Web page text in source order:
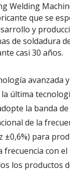
Welding
que se
y
de soldadura
casi 30 años.
avanzada
última
la banda
de la
±0,6%) para
frecuencia con
los productos